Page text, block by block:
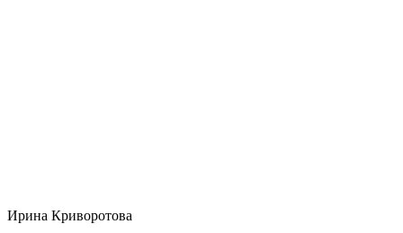
Ирина Криворотова